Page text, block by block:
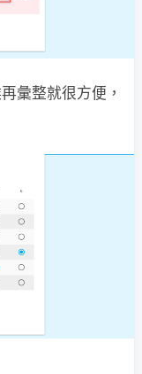
彙整就很方便，